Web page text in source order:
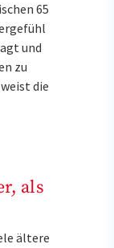
65
und
zu
die
als
ältere